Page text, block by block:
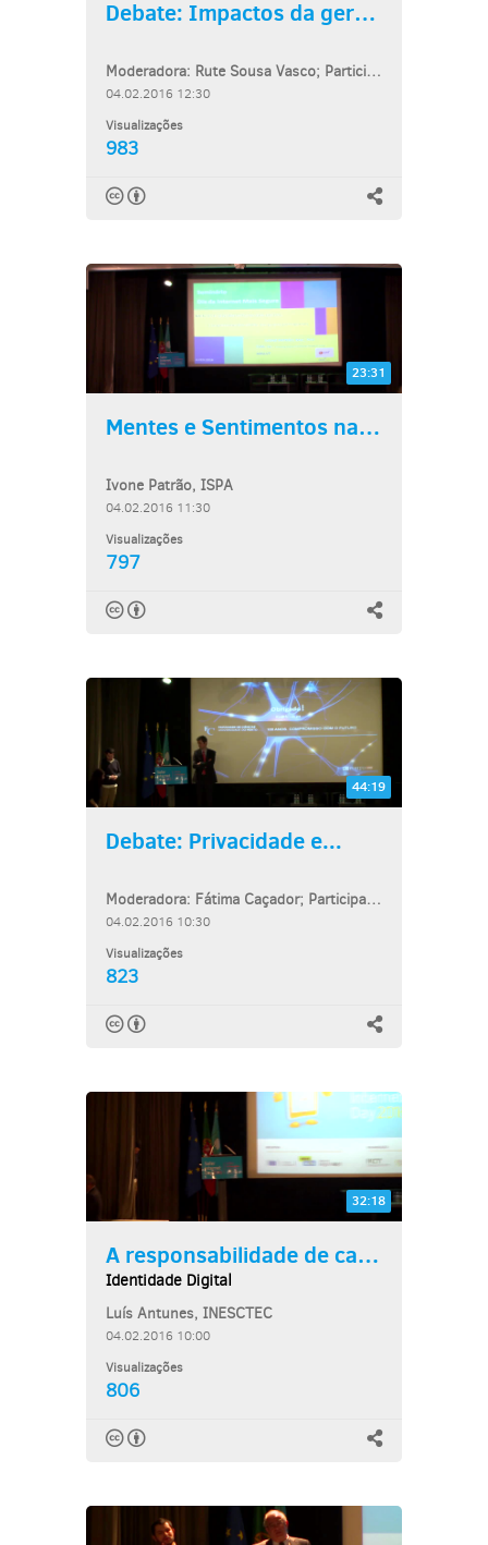
Debate: Impactos da geração...
Moderadora: Rute Sousa Vasco; Participantes: Susana Carvalhosa; Paulo de...
04.02.2016 12:30
Visualizações
983
23:31
Mentes e Sentimentos na era...
Ivone Patrão, ISPA
04.02.2016 11:30
Visualizações
797
44:19
Debate: Privacidade e...
Moderadora: Fátima Caçador; Participantes: Magda Cocco; Clara Guerra; Jorge...
04.02.2016 10:30
Visualizações
823
32:18
A responsabilidade de cada...
Identidade Digital
Luís Antunes, INESCTEC
04.02.2016 10:00
Visualizações
806